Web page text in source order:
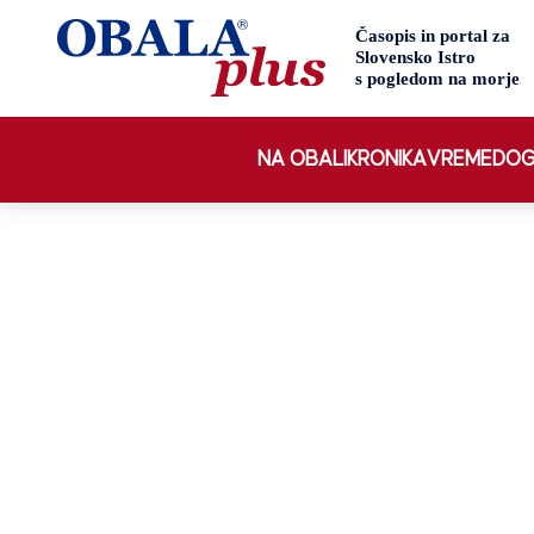
NA OBALI KRONIKAVREME